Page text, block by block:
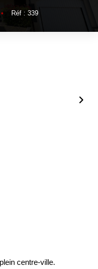
• Réf : 339
centre-ville.